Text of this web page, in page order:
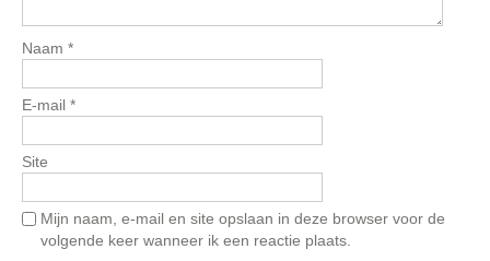
Naam *
E-mail *
Site
Mijn naam, e-mail en site opslaan in deze browser voor de
volgende keer wanneer ik een reactie plaats.